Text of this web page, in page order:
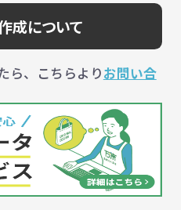
成について
ら、こちらよりお問い合